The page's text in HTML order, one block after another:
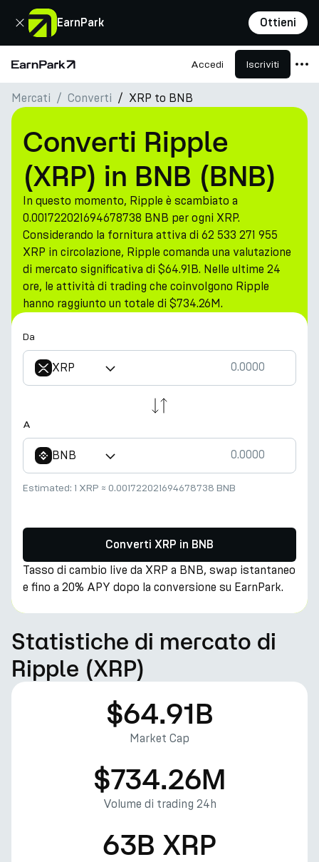
EarnPark Ottieni
Chiudi
Pagina principale Accedi Iscriviti
Prodotti
Mercati
Calcolatori
PARK Token
Risorse
Azienda
Mercati Converti XRP to BNB
Converti Ripple
(XRP) in BNB (BNB)
In questo momento, Ripple è scambiato a
0.001722021694678738 BNB per ogni XRP.
Considerando la fornitura attiva di 62 533 271 955
XRP in circolazione, Ripple comanda una valutazione
di mercato significativa di $64.91B. Nelle ultime 24
ore, le attività di trading che coinvolgono Ripple
hanno raggiunto un totale di $734.26M.
Da
XRP
A
BNB
Estimated: 1 XRP ≈ 0.001722021694678738 BNB
Converti XRP in BNB
Tasso di cambio live da XRP a BNB, swap istantaneo
e fino a 20% APY dopo la conversione su EarnPark.
Statistiche di mercato di
Ripple (XRP)
$64.91B
Market Cap
$734.26M
Volume di trading 24h
63B XRP